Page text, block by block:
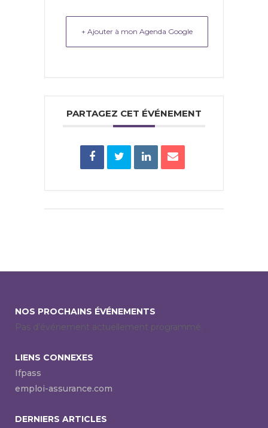
+ Ajouter à mon Agenda Google
PARTAGEZ CET ÉVÉNEMENT
NOS PROCHAINS ÉVÉNEMENTS
Pas d'événement actuellement programmé.
LIENS CONNEXES
Ifpass
emploi-assurance.com
DERNIERS ARTICLES